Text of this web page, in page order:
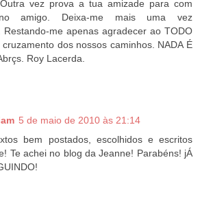
Outra vez prova a tua amizade para com
amigo. Deixa-me mais uma vez
Restando-me apenas agradecer ao TODO
cruzamento dos nossos caminhos. NADA É
Roy Lacerda.
5 de maio de 2010 às 21:14
bem postados, escolhidos e escritos
Te achei no blog da Jeanne! Parabéns! jÁ